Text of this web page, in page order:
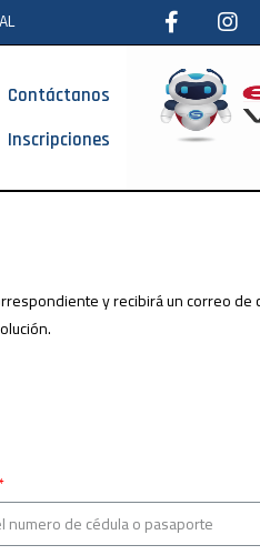
Contáctanos
Inscripciones
y recibirá un correo de